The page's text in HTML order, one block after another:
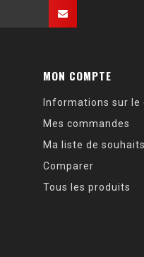
MON COMPTE
Informations sur le
Mes commandes
Ma liste de souhaits
Comparer
Tous les produits